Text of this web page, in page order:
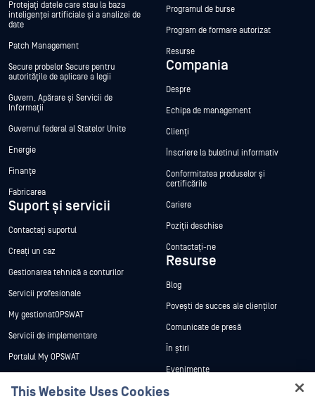
Protejați datele care stau la baza
inteligenței artificiale și a analizei de
date
Patch Management
Secure probelor Secure pentru
autoritățile de aplicare a legii
Guvern, Apărare și Servicii de
Informații
Guvernul federal al Statelor Unite
Energie
Finanțe
Fabricarea
Suport și servicii
Contactați suportul
Creați un caz
Gestionarea tehnică a conturilor
Servicii profesionale
My gestionatOPSWAT
Servicii de implementare
Portalul My OPSWAT
Programul de burse
Program de formare autorizat
Resurse
Compania
Despre
Echipa de management
Clienți
Înscriere la buletinul informativ
Conformitatea produselor și
certificările
Cariere
Poziții deschise
Contactați-ne
Resurse
Blog
Povești de succes ale clienților
Comunicate de presă
În știri
Evenimente
Webinare
This Website Uses Cookies